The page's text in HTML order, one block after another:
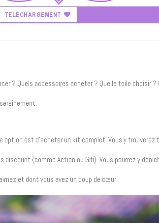
TELECHARGEMENT
? Quels accessoires acheter ? Quelle toile choisir
option est d’acheter un kit complet. Vous y trouverez
(comme Action ou Gifi). Vous pourrez y
et dont vous avez un coup de cœur.